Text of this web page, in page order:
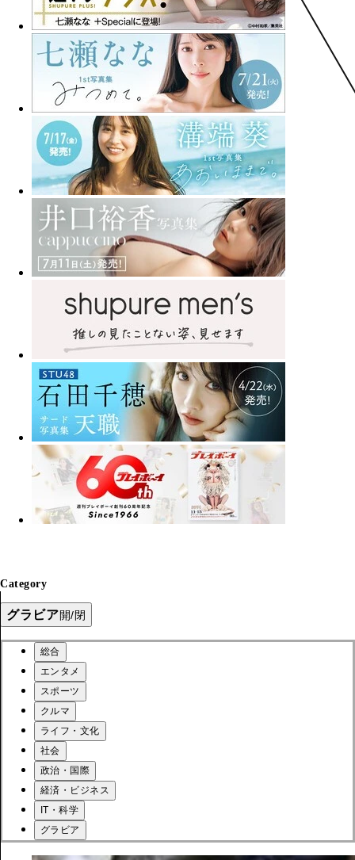
Category
グラビア開/閉
総合
エンタメ
スポーツ
クルマ
ライフ・文化
社会
政治・国際
経済・ビジネス
IT・科学
グラビア